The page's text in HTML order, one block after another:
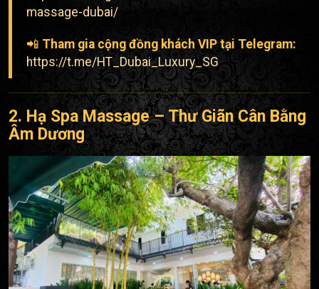
massage-dubai/
📲 Tham gia cộng đồng khách VIP tại Telegram:
https://t.me/HT_Dubai_Luxury_SG
2. Hạ Spa Massage – Thư Giãn Cân Bằng
Âm Dương